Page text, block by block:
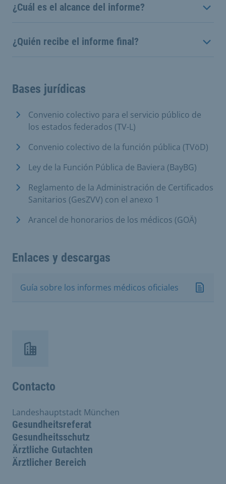
¿Cuál es el alcance del informe?
¿Quién recibe el informe final?
Bases jurídicas
Convenio colectivo para el servicio público de
los estados federados (TV-L)
Convenio colectivo de la función pública (TVöD)
Ley de la Función Pública de Baviera (BayBG)
Reglamento de la Administración de Certificados
Sanitarios (GesZVV) con el anexo 1
Arancel de honorarios de los médicos (GOÄ)
Enlaces y descargas
Guía sobre los informes médicos oficiales
Contacto
Gesundheitsreferat
Gesundheitsschutz
Ärztliche Gutachten
Ärztlicher Bereich
Landeshauptstadt München